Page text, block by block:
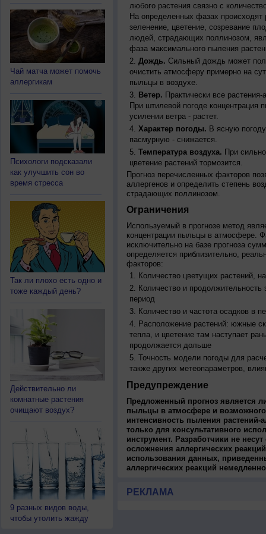
Чай матча может помочь
аллергикам
Психологи подсказали
как улучшить сон во
время стресса
Так ли плохо есть одно и
тоже каждый день?
Действительно ли
комнатные растения
очищают воздух?
9 разных видов воды,
чтобы утолить жажду
любого растения связно с
На определенных фазах происходят
зеленение, цветение, созревание
людей, страдающих поллинозом,
фаза максимального пыления
Дождь. Сильный дождь может
очистить атмосферу примерно на
пыльцы в воздухе.
Ветер. Практически все
При штилевой погоде
усилении ветра - растет.
Характер погоды. В ясную
пасмурную - снижается.
Температура воздуха. При
цветение растений тормозится.
Прогноз перечисленных факторов
аллергенов и определить степень
страдающих поллинозом.
Ограничения
Используемый в прогнозе метод
концентрации пыльцы в атмосфере.
исключительно на базе прогноза
определяется приблизительно,
факторов:
Количество цветущих растений,
Количество и продолжительность
период
Количество и частота осадков в
Расположение растений: южные
тепла, и цветение там наступает
продолжается дольше
Точность модели погоды для
также других метеопараметров,
Предупреждение
Предложенный прогноз является
пыльцы в атмосфере и
интенсивность пыления растений-
только для консультативного
инструмент. Разработчики не
осложнения аллергических
использования данных,
аллергических реакций
РЕКЛАМА